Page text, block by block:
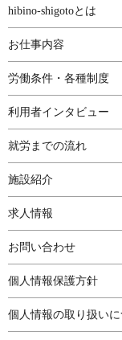
シ
ョ
ン
hibino-shigotoとは
お仕事内容
労働条件・各種制度
利用者インタビュー
就労までの流れ
施設紹介
求人情報
お問い合わせ
個人情報保護方針
個人情報の取り扱い